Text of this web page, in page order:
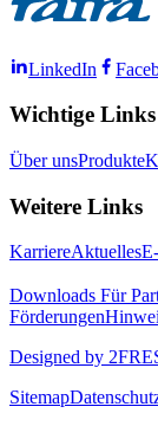
LinkedIn
Wichtige Links
Über unsProdukte
Weitere Links
KarriereAktuelles
Downloads Für
Förderungen
Designed by
Sitemap